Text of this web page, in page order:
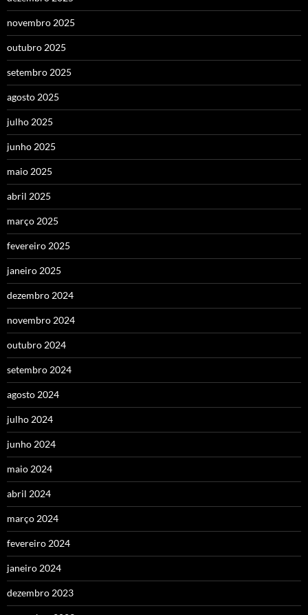
novembro 2025
outubro 2025
setembro 2025
agosto 2025
julho 2025
junho 2025
maio 2025
abril 2025
março 2025
fevereiro 2025
janeiro 2025
dezembro 2024
novembro 2024
outubro 2024
setembro 2024
agosto 2024
julho 2024
junho 2024
maio 2024
abril 2024
março 2024
fevereiro 2024
janeiro 2024
dezembro 2023